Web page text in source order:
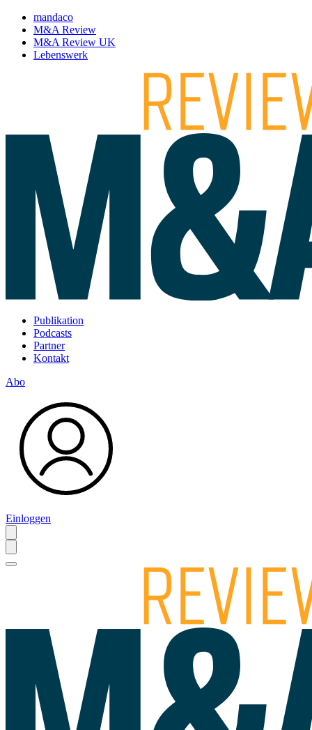
mandaco
M&A Review
M&A Review UK
Lebenswerk
Publikation
Podcasts
Partner
Kontakt
Abo
Einloggen